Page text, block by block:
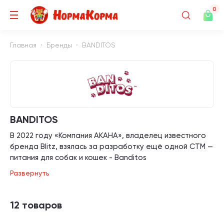
0
Главная Бренды BANDITOS
BANDITOS
В 2022 году «Компания АКАНА», владелец известного
бренда Blitz, взялась за разработку ещё одной СТМ —
питания для собак и кошек - Banditos
Banditos — настоящий продукт масс-маркета, в
Интересный и доступный, симпатичный и понятный.
Развернуть
12 товаров